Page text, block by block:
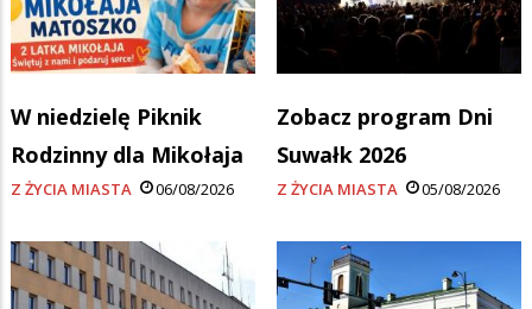
W niedzielę Piknik
Rodzinny dla Mikołaja
Z ŻYCIA MIASTA 06/08/2026
Zobacz program Dni
Suwałk 2026
Z ŻYCIA MIASTA 05/08/2026